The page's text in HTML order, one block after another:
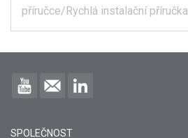
příručce/Rychlá instalační příručka
SPOLEČNOST